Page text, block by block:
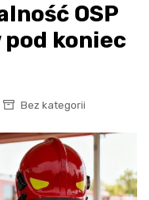
OSP
pod koniec
Bez kategorii